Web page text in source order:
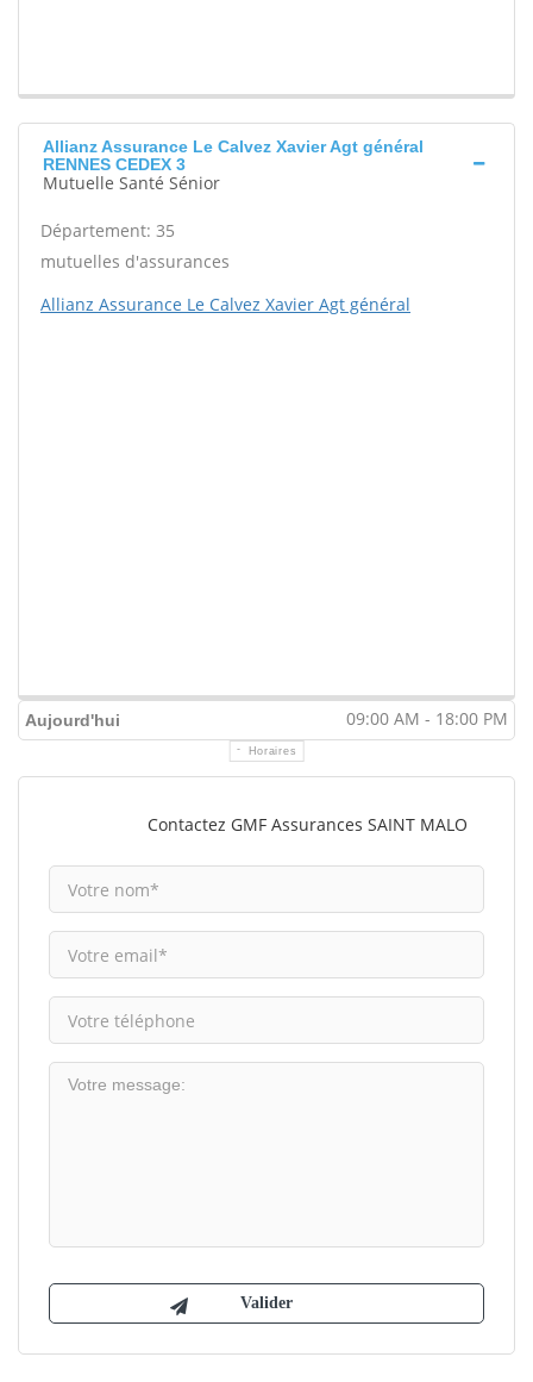
Allianz Assurance Le Calvez Xavier Agt général
RENNES CEDEX 3
Mutuelle Santé Sénior
Département: 35
mutuelles d'assurances
Allianz Assurance Le Calvez Xavier Agt général
Aujourd'hui 09:00 AM - 18:00 PM
Horaires
Contactez GMF Assurances SAINT MALO